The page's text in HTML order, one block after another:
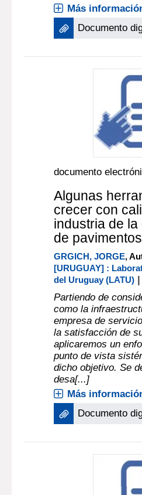
Más
Documento
documento
Algunas
crecer con
industria de
de
GRGICH, JORGE,
[URUGUAY] :
del Uruguay (LATU)
Partiendo de
como la
empresa de
la satisfacción de
aplicaremos un
punto de vista
dicho objetivo. Se
desa[...]
Más
Documento